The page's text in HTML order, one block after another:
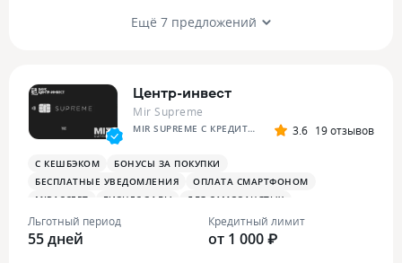
Ещё 7 предложений
Центр-инвест
Mir Supreme
MIR SUPREME С КРЕДИТНЫМ ЛИМИТОМ 3.6 19 отзывов
С КЕШБЭКОМ
БОНУСЫ ЗА ПОКУПКИ
БЕСПЛАТНЫЕ УВЕДОМЛЕНИЯ
ОПЛАТА СМАРТФОНОМ
MIRACCEPT
БИЗНЕС-ЗАЛЫ
ДЛЯ САМОЗАНЯТЫХ
ПЛАТЕЖНЫЙ СТИКЕР
Льготный период
55 дней
Кредитный лимит
от 1 000 ₽